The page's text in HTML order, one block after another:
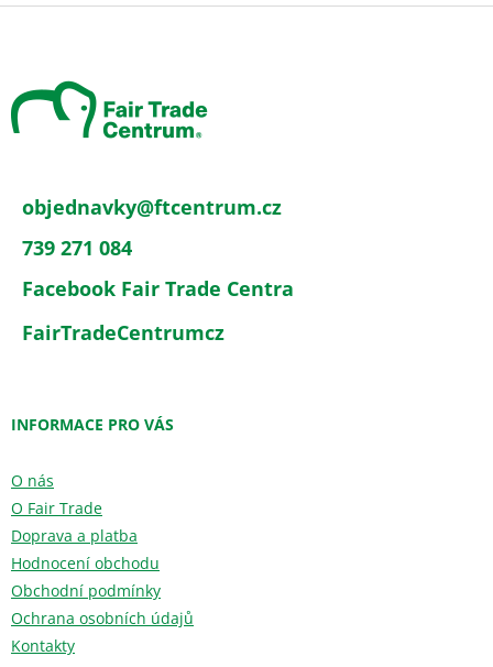
objednavky@ftcentrum.cz
739 271 084
Facebook Fair Trade Centra
FairTradeCentrumcz
INFORMACE PRO VÁS
O nás
O Fair Trade
Doprava a platba
Hodnocení obchodu
Obchodní podmínky
Ochrana osobních údajů
Kontakty